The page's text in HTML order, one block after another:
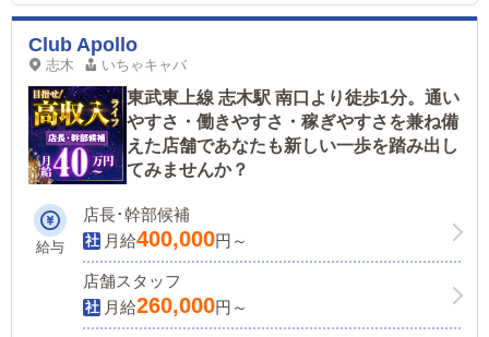
Club Apollo
志木 いちゃキャバ
東武東上線 志木駅 南口より徒歩1分。通い
やすさ・働きやすさ・稼ぎやすさを兼ね備
えた店舗であなたも新しい一歩を踏み出し
てみませんか？
給与
店長･幹部候補
月給400,000円～
店舗スタッフ
月給260,000円～